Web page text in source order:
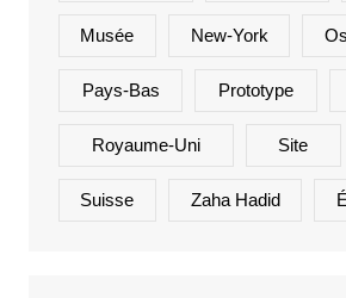
Musée New-York
Pays-Bas Prototype
Royaume-Uni Site
Suisse Zaha Hadid